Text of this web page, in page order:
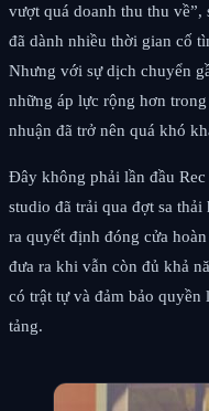
vượt quá doanh thu thu
đã dành nhiều thời gian cố
Nhưng với sự dịch chuyển
những áp lực rộng hơn
nhuận đã trở nên quá khó
Đây không phải lần đầu
studio đã trải qua đợt sa
ra quyết định đóng cửa
đưa ra khi vẫn còn đủ khả
có trật tự và đảm bảo
tảng.